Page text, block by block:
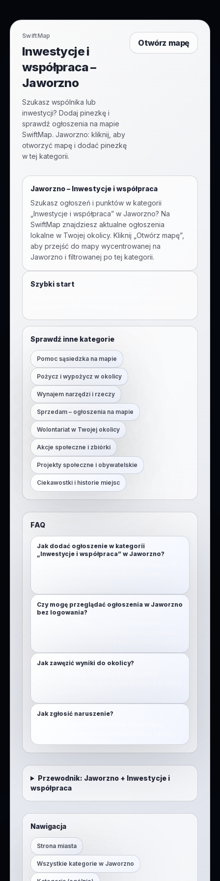
SwiftMap
Inwestycje i
współpraca –
Jaworzno
Szukasz wspólnika lub
inwestycji? Dodaj pinezkę i
sprawdź ogłoszenia na mapie
SwiftMap. Jaworzno: kliknij, aby
otworzyć mapę i dodać pinezkę
w tej kategorii.
Otwórz mapę
Jaworzno– Inwestycje i współpraca
Szukasz ogłoszeń i punktów w kategorii
Inwestycje i współpraca” w Jaworzno? Na
SwiftMap znajdziesz aktualne ogłoszenia
lokalne w Twojej okolicy. Kliknij „Otwórz mapę”,
aby przejść do mapy wycentrowanej na
Jaworzno i filtrowanej po tej kategorii.
Szybki start
Sprawdź inne kategorie
Pomoc sąsiedzka na mapie
Pożycz i wypożycz w okolicy
Wynajem narzędzi i rzeczy
Sprzedam – ogłoszenia na mapie
Wolontariat w Twojej okolicy
Akcje społeczne i zbiórki
Projekty społeczne i obywatelskie
Ciekawostki i historie miejsc
FAQ
Jak dodać ogłoszenie w kategorii
„Inwestycje i współpraca” w Jaworzno?
Czy mogę przeglądać ogłoszenia w Jaworzno
bez logowania?
Jak zawęzić wyniki do okolicy?
Jak zgłosić naruszenie?
Przewodnik: Jaworzno+ Inwestycje i
współpraca
Nawigacja
Strona miasta
Wszystkie kategorie w Jaworzno